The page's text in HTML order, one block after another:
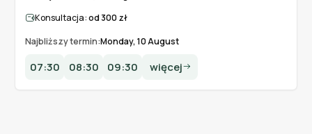
Konsultacja:od 300 zł
Najbliższy termin:Monday, 10 August
07:30 08:30 09:30 więcej